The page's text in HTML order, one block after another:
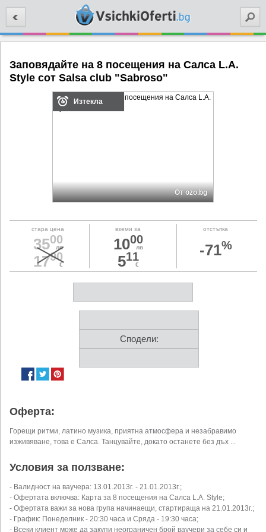
Заповядайте на 8 посещения на Салса L.A.
Style сот Salsa club "Sabroso"
Изтекла
От ozo.bg
стара цена
3500
лв
1790
€
вземи за
1000
лв
511
€
отстъпка
-71%
Сподели:
Оферта:
Горещи ритми, латино музика, приятна атмосфера и незабравимо
изживяване, това е Салса. Танцувайте, докато останете без дъх ...
Условия за ползване:
- Валидност на ваучера: 13.01.2013г. - 21.01.2013г.;
- Офертата включва: Карта за 8 посещения на Салса L.A. Style;
- Офертата важи за нова група начинаещи, стартираща на 21.01.2013г.;
- График: Понеделник - 20:30 часа и Сряда - 19:30 часа;
- Всеки клиент може да закупи неограничен брой ваучери за себе си и